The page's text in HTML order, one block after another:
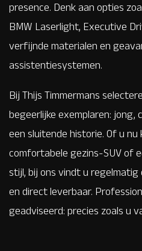
presence. Denk aan opties
BMW Laserlight, Executive
verfijnde materialen en
assistentiesystemen.
Bij Thijs Timmermans
begeerlijke exemplaren:
een sluitende historie. Of u nu
comfortabele gezins-SUV of
stijl, bij ons vindt u regelmatig
en direct leverbaar.
geadviseerd: precies zoals u